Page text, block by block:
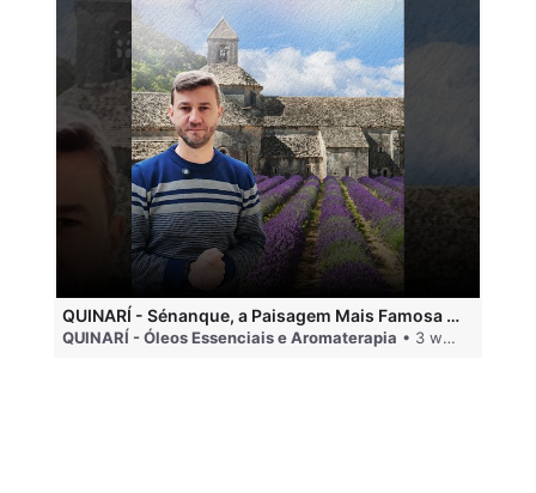
QUINARÍ - Sénanque, a Paisagem Mais Famosa da Aromaterapia
QUINARÍ - Óleos Essenciais e Aromaterapia • 3 weeks ago